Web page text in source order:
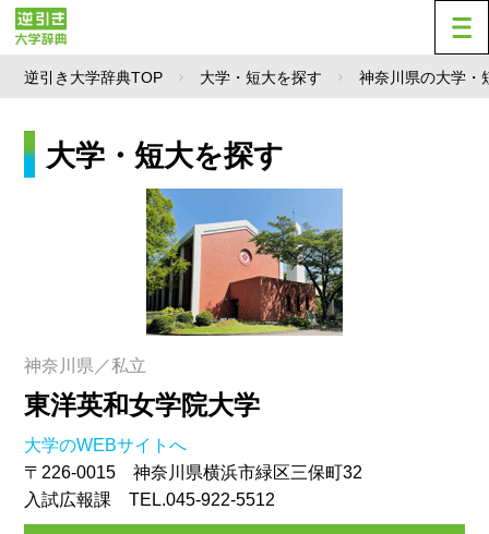
逆引き大学辞典TOP 大学・短大を探す 神奈川県の大学・
大学・短大を探す
神奈川県／私立
東洋英和女学院大学
大学のWEBサイトへ
〒226-0015 神奈川県横浜市緑区三保町32
入試広報課 TEL.045-922-5512